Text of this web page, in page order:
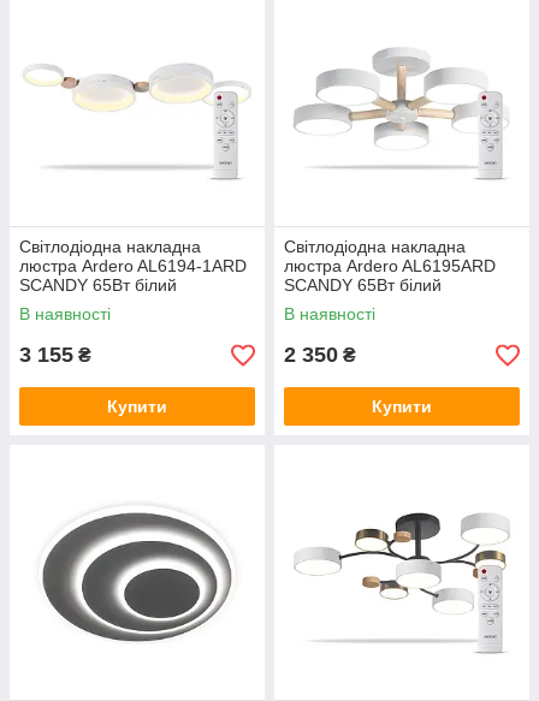
Світлодіодна накладна
люстра Ardero AL6194-1ARD
SCANDY 65Вт білий
В наявності
3 155 ₴
Купити
Світлодіодна накладна
люстра Ardero AL6195ARD
SCANDY 65Вт білий
В наявності
2 350 ₴
Купити